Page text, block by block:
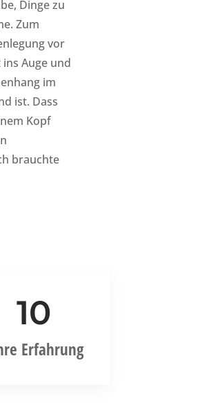
Dinge zu
Zum
vor
Auge und
im
ist. Dass
Kopf
brauchte
10
Erfahrung